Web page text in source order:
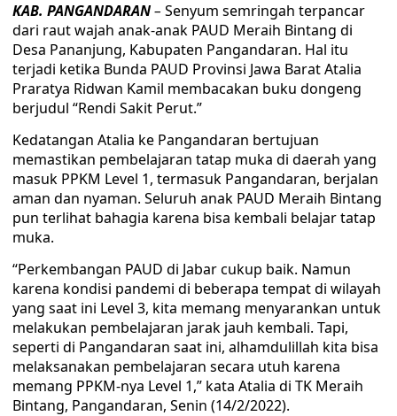
KAB. PANGANDARAN– Senyum semringah terpancar
dari raut wajah anak-anak PAUD Meraih Bintang di
Desa Pananjung, Kabupaten Pangandaran. Hal itu
terjadi ketika Bunda PAUD Provinsi Jawa Barat Atalia
Praratya Ridwan Kamil membacakan buku dongeng
berjudul “Rendi Sakit Perut.”
Kedatangan Atalia ke Pangandaran bertujuan
memastikan pembelajaran tatap muka di daerah yang
masuk PPKM Level 1, termasuk Pangandaran, berjalan
aman dan nyaman. Seluruh anak PAUD Meraih Bintang
pun terlihat bahagia karena bisa kembali belajar tatap
muka.
“Perkembangan PAUD di Jabar cukup baik. Namun
karena kondisi pandemi di beberapa tempat di wilayah
yang saat ini Level 3, kita memang menyarankan untuk
melakukan pembelajaran jarak jauh kembali. Tapi,
seperti di Pangandaran saat ini, alhamdulillah kita bisa
melaksanakan pembelajaran secara utuh karena
memang PPKM-nya Level 1,” kata Atalia di TK Meraih
Bintang, Pangandaran, Senin (14/2/2022).